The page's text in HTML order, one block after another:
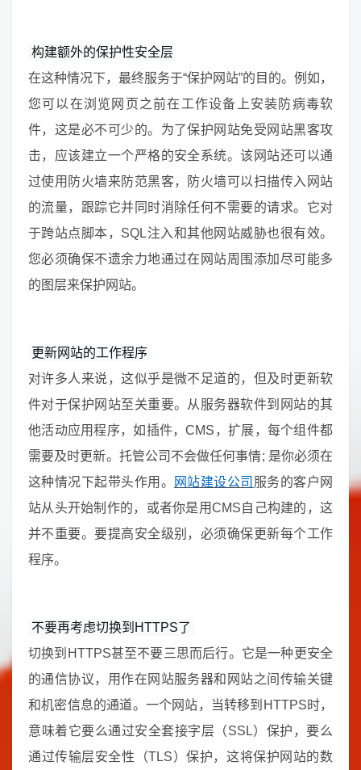
构建额外的保护性安全层
在这种情况下，最终服务于“保护网站”的目的。例如，
您可以在浏览网页之前在工作设备上安装防病毒软
件，这是必不可少的。为了保护网站免受网站黑客攻
击，应该建立一个严格的安全系统。该网站还可以通
过使用防火墙来防范黑客，防火墙可以扫描传入网站
的流量，跟踪它并同时消除任何不需要的请求。它对
于跨站点脚本，SQL注入和其他网站威胁也很有效。
您必须确保不遗余力地通过在网站周围添加尽可能多
的图层来保护网站。
更新网站的工作程序
对许多人来说，这似乎是微不足道的，但及时更新软
件对于保护网站至关重要。从服务器软件到网站的其
他活动应用程序，如插件，CMS，扩展，每个组件都
需要及时更新。托管公司不会做任何事情; 是你必须在
这种情况下起带头作用。
网站建设公司 服务的客户网
站从头开始制作的，或者你是用CMS自己构建的，这
并不重要。要提高安全级别，必须确保更新每个工作
程序。
不要再考虑切换到HTTPS了
切换到HTTPS甚至不要三思而后行。它是一种更安全
的通信协议，用作在网站服务器和网站之间传输关键
和机密信息的通道。一个网站，当转移到HTTPS时，
意味着它要么通过安全套接字层（SSL）保护，要么
通过传输层安全性（TLS）保护，这将保护网站的数